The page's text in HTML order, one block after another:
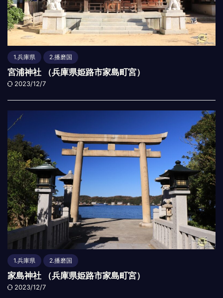
1.兵庫県 2.播磨国
宮浦神社 （兵庫県姫路市家島町宮）
2023/12/7
1.兵庫県 2.播磨国
家島神社 （兵庫県姫路市家島町宮）
2023/12/7